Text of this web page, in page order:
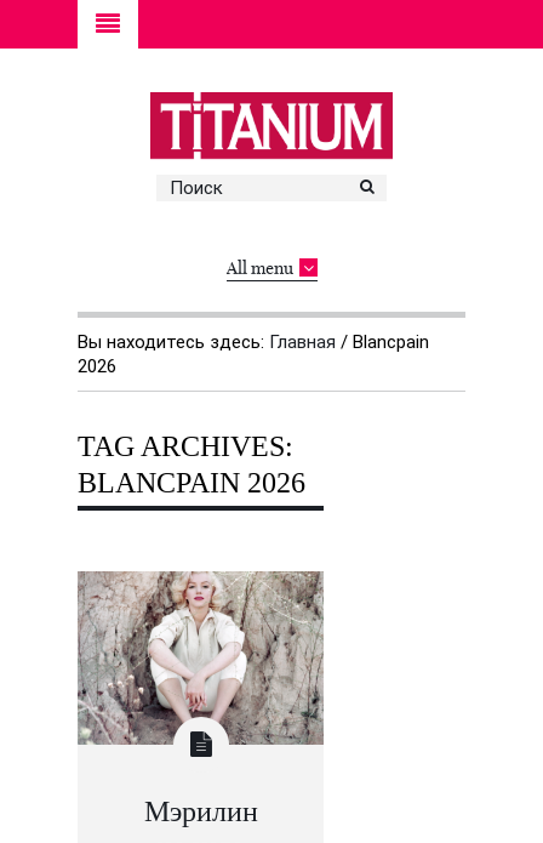
All menu
Вы находитесь здесь: Главная / Blancpain
2026
TAG ARCHIVES:
BLANCPAIN 2026
Мэрилин